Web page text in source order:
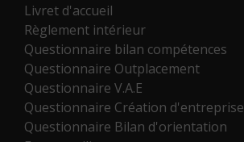
Livret d'accueil
Règlement intérieur
Questionnaire bilan compétences
Questionnaire Outplacement
Questionnaire V.A.E
Questionnaire Création d'entreprise
Questionnaire Bilan d'orientation